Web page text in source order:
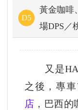
D5
黃金咖啡
場DPS／
又是
之後，專
店 ，巴西